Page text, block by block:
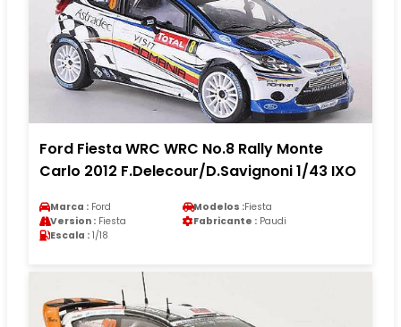
Ford Fiesta WRC WRC No.8 Rally Monte
Carlo 2012 F.Delecour/D.Savignoni 1/43 IXO
Marca : Ford Modelos :Fiesta
Version : Fiesta Fabricante : Paudi
Escala : 1/18